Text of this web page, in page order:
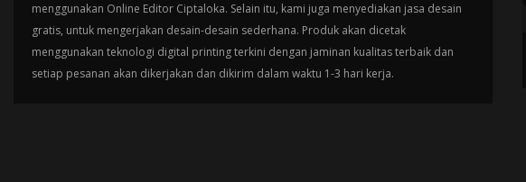
menggunakan Online Editor Ciptaloka. Selain itu, kami juga menyediakan jasa desain
gratis, untuk mengerjakan desain-desain sederhana. Produk akan dicetak
menggunakan teknologi digital printing terkini dengan jaminan kualitas terbaik dan
setiap pesanan akan dikerjakan dan dikirim dalam waktu 1-3 hari kerja.